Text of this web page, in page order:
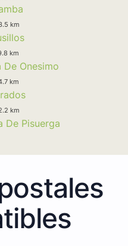
km
km
De Onesimo
km
km
De Pisuerga